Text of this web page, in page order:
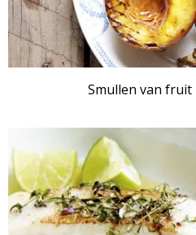
Smullen van